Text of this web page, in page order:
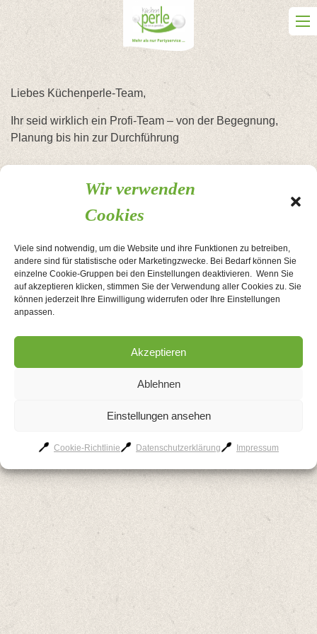
Wir verwenden
Cookies
Viele sind notwendig, um die Website und ihre Funktionen zu betreiben,
andere sind für statistische oder Marketingzwecke. Bei Bedarf können Sie
einzelne Cookie-Gruppen bei den Einstellungen deaktivieren. Wenn Sie
auf akzeptieren klicken, stimmen Sie der Verwendung aller Cookies zu. Sie
können jederzeit Ihre Einwilligung widerrufen oder Ihre Einstellungen
anpassen.
Akzeptieren
Ablehnen
Einstellungen ansehen
Cookie-Richtlinie Datenschutzerklärung Impressum
Skip
content
Liebes Küchenperle-Team,
Ihr seid wirklich ein Profi-Team – von der Begegnung,
Planung bis hin zur Durchführung
Beitragsnavigation
GARTENPARTY
Überraschungshochzeitsfest, in
der Planung getarnt als
AGB Kontakt Impressum
Datenschutzerklärung
Cookie-Richtlinie